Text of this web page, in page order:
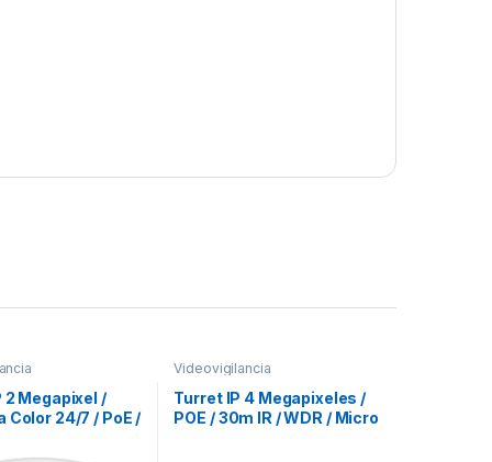
2 Megapixel /
Color 24/7 / PoE /
IP67 /
Videovigilancia
Turret IP 4 Megapixeles /
POE / 30m IR / WDR / Micro